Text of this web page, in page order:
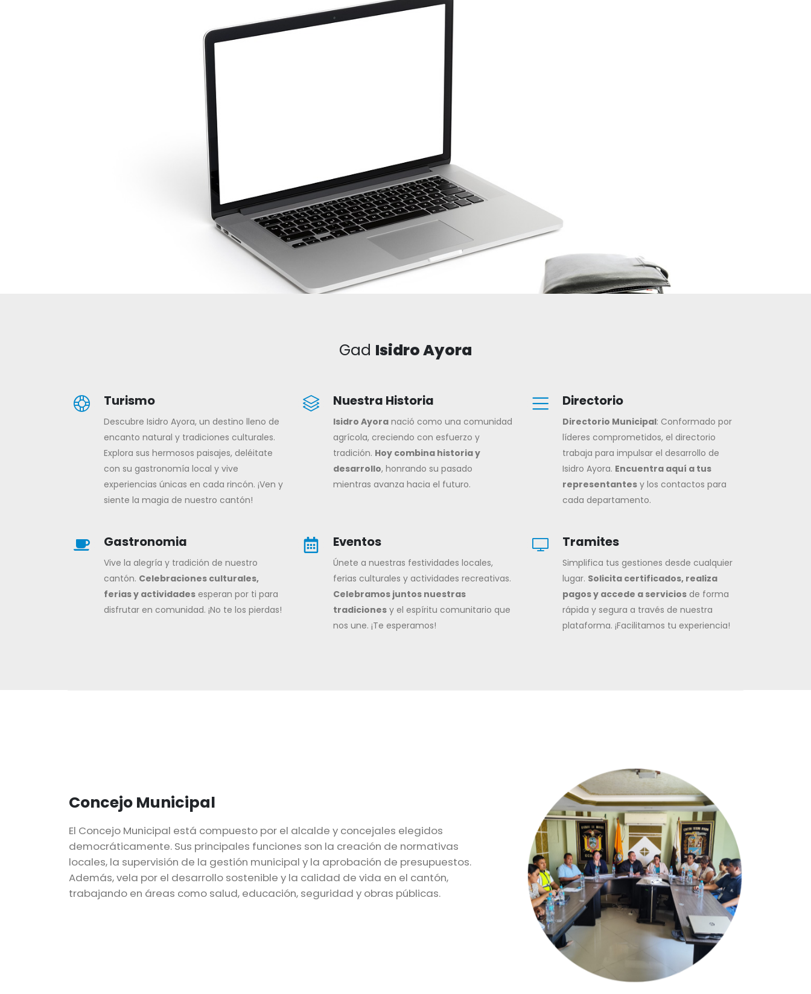
Gad Isidro Ayora
Turismo
Descubre Isidro Ayora, un destino lleno de
encanto natural y tradiciones culturales.
Explora sus hermosos paisajes, deléitate
con su gastronomía local y vive
experiencias únicas en cada rincón. ¡Ven y
siente la magia de nuestro cantón!
Nuestra Historia
Isidro Ayora nació como una comunidad
agrícola, creciendo con esfuerzo y
tradición. Hoy combina historia y
desarrollo, honrando su pasado
mientras avanza hacia el futuro.
Directorio
Directorio Municipal: Conformado por
líderes comprometidos, el directorio
trabaja para impulsar el desarrollo de
Isidro Ayora. Encuentra aquí a tus
representantes y los contactos para
cada departamento.
Gastronomia
Vive la alegría y tradición de nuestro
cantón. Celebraciones culturales,
ferias y actividades esperan por ti para
disfrutar en comunidad. ¡No te los pierdas!
Eventos
Únete a nuestras festividades locales,
ferias culturales y actividades recreativas.
Celebramos juntos nuestras
tradiciones y el espíritu comunitario que
nos une. ¡Te esperamos!
Tramites
Simplifica tus gestiones desde cualquier
lugar. Solicita certificados, realiza
pagos y accede a servicios de forma
rápida y segura a través de nuestra
plataforma. ¡Facilitamos tu experiencia!
Concejo Municipal
El Concejo Municipal está compuesto por el alcalde y concejales elegidos
democráticamente. Sus principales funciones son la creación de normativas
locales, la supervisión de la gestión municipal y la aprobación de presupuestos.
Además, vela por el desarrollo sostenible y la calidad de vida en el cantón,
trabajando en áreas como salud, educación, seguridad y obras públicas.